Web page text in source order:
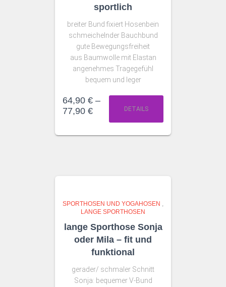
sportlich
breiter Bund fixiert Hosenbein
schmeichelnder Bauchbund
gute Bewegungsfreiheit
aus Baumwolle mit Elastan
angenehmes Tragegefühl
bequem und leger
64,90 € –
77,90 € DETAILS
SPORTHOSEN UND YOGAHOSEN ,
LANGE SPORTHOSEN
lange Sporthose Sonja
oder Mila – fit und
funktional
gerader/ schmaler Schnitt
Sonja: bequemer V-Bund